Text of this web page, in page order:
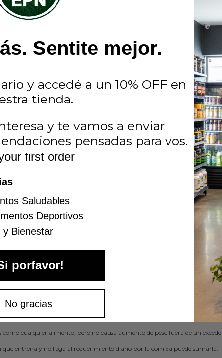
72 - 90 g
proteína).
liviana, menos líquido = más cremosa.
60 minutos después de entrenar. Es el momento de mayor receptividad
y mantiene el aporte proteico estable durante el día.
de tu dieta.
(5 g/día) + whey post-entreno. Es la combinación clásica y la mejor
por porción, menos hidratos y grasas.
la recuperación a mediano plazo.
como cualquier alimento, pero no causa aumento de peso fuera de un
que entrena y no llega al requerimiento diario por la comida puede sumarla.
Sentite mejor.
y accedé a un 10% OFF en
tienda.
y te vamos a enviar
pensadas para vos.
first order
Saludables
Deportivos
y Bienestar
porfavor!
No gracias